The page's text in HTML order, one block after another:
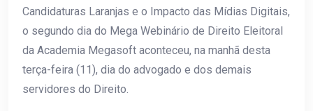
Candidaturas Laranjas e o Impacto das Mídias Digitais,
o segundo dia do Mega Webinário de Direito Eleitoral
da Academia Megasoft aconteceu, na manhã desta
terça-feira (11), dia do advogado e dos demais
servidores do Direito.